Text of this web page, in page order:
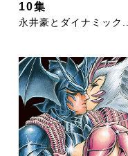
10集
永井豪とダイナミック...